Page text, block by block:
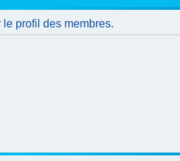
profil des membres.